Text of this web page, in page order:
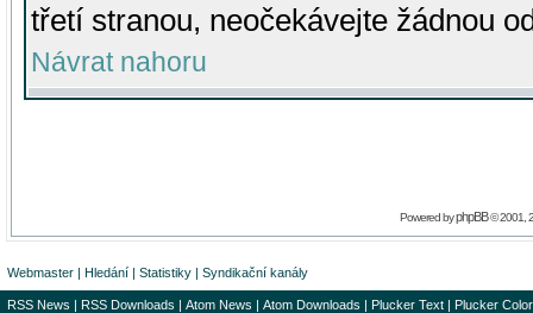
třetí stranou, neočekávejte žádnou
Návrat nahoru
Powered byphpBB© 2001,
Webmaster | Hledání | Statistiky | Syndikační kanály
RSS News | RSS Downloads | Atom News | Atom Downloads | Plucker Text | Plucker Color